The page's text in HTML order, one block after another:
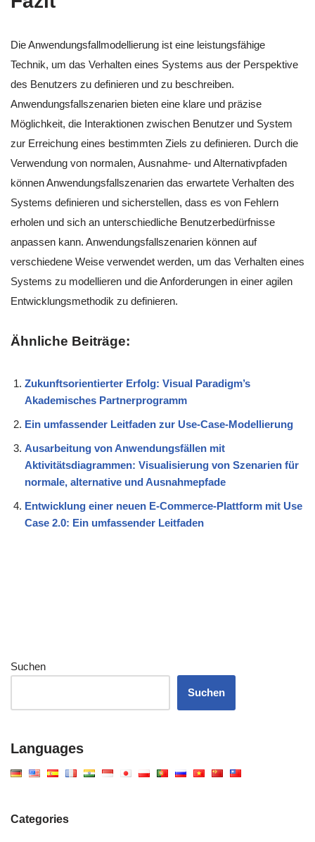
Die Anwendungsfallmodellierung ist eine leistungsfähige
Technik, um das Verhalten eines Systems aus der Perspektive
des Benutzers zu definieren und zu beschreiben.
Anwendungsfallszenarien bieten eine klare und präzise
Möglichkeit, die Interaktionen zwischen Benutzer und System
zur Erreichung eines bestimmten Ziels zu definieren. Durch die
Verwendung von normalen, Ausnahme- und Alternativpfaden
können Anwendungsfallszenarien das erwartete Verhalten des
Systems definieren und sicherstellen, dass es von Fehlern
erholen und sich an unterschiedliche Benutzerbedürfnisse
anpassen kann. Anwendungsfallszenarien können auf
verschiedene Weise verwendet werden, um das Verhalten eines
Systems zu modellieren und die Anforderungen in einer agilen
Entwicklungsmethodik zu definieren.
Ähnliche Beiträge:
Zukunftsorientierter Erfolg: Visual Paradigm’s
Akademisches Partnerprogramm
Ein umfassender Leitfaden zur Use-Case-Modellierung
Ausarbeitung von Anwendungsfällen mit
Aktivitätsdiagrammen: Visualisierung von Szenarien für
normale, alternative und Ausnahmepfade
Entwicklung einer neuen E-Commerce-Plattform mit Use
Case 2.0: Ein umfassender Leitfaden
Suchen
Suchen
Languages
Categories